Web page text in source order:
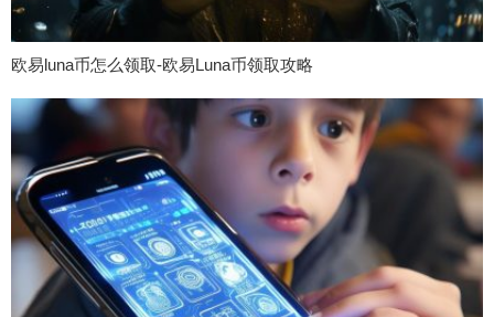
欧易luna币怎么领取-欧易Luna币领取攻略